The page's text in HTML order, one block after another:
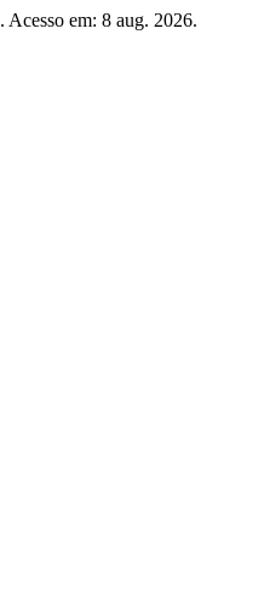
. Acesso em: 8 aug. 2026.